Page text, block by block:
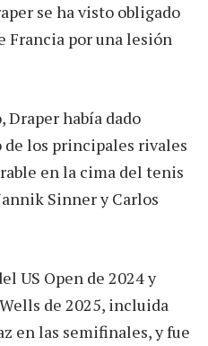
se ha visto obligado
Francia por una lesión
Draper había dado
de los principales rivales
en la cima del tenis
Sinner y Carlos
US Open de 2024 y
de 2025, incluida
en las semifinales, y fue